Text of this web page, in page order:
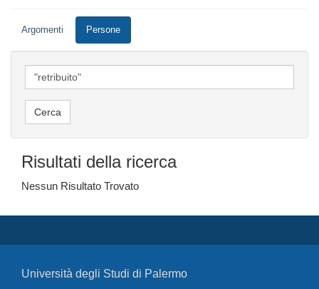
Argomenti Persone
Risultati della ricerca
Nessun Risultato Trovato
Università degli Studi di Palermo